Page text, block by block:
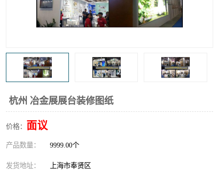
杭州 冶金展展台装修图纸
价格： 面议
产品数量： 9999.00个
发货地址： 上海市奉贤区